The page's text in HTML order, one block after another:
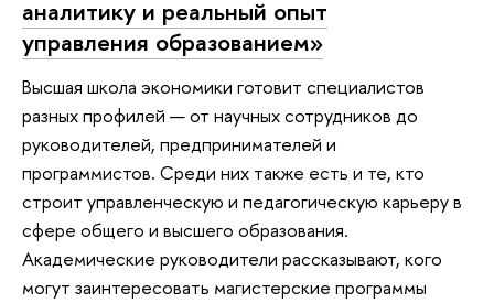
аналитику и реальный опыт
управления образованием»
Высшая школа экономики готовит специалистов
разных профилей — от научных сотрудников до
руководителей, предпринимателей и
программистов. Среди них также есть и те, кто
строит управленческую и педагогическую карьеру в
сфере общего и высшего образования.
Академические руководители рассказывают, кого
могут заинтересовать магистерские программы